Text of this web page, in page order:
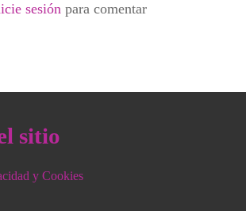
#LuzeCalorParatodas: ciberacción en
sesión para comentar
sitio
y Cookies